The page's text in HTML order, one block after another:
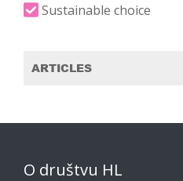
Sustainable choice
ARTICLES
O društvu HL